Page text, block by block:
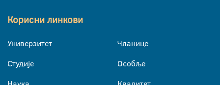
Корисни линкови
Универзитет
Студије
Чланице
Особље